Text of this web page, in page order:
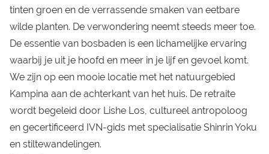
tinten groen en de verrassende smaken van eetbare
wilde planten. De verwondering neemt steeds meer toe.
De essentie van bosbaden is een lichamelijke ervaring
waarbij je uit je hoofd en meer in je lijf en gevoel komt.
We zijn op een mooie locatie met het natuurgebied
Kampina aan de achterkant van het huis. De retraite
wordt begeleid door Lishe Los, cultureel antropoloog
en gecertificeerd IVN-gids met specialisatie Shinrin Yoku
en stiltewandelingen.